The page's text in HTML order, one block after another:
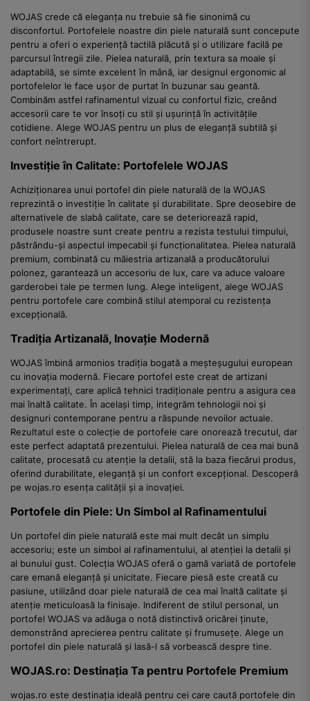
WOJAS crede că eleganța nu trebuie să fie sinonimă cu
disconfortul. Portofelele noastre din piele naturală sunt concepute
pentru a oferi o experiență tactilă plăcută și o utilizare facilă pe
parcursul întregii zile. Pielea naturală, prin textura sa moale și
adaptabilă, se simte excelent în mână, iar designul ergonomic al
portofelelor le face ușor de purtat în buzunar sau geantă.
Combinăm astfel rafinamentul vizual cu confortul fizic, creând
accesorii care te vor însoți cu stil și ușurință în activitățile
cotidiene. Alege WOJAS pentru un plus de eleganță subtilă și
confort neîntrerupt.
Investiție în Calitate: Portofelele WOJAS
Achiziționarea unui portofel din piele naturală de la WOJAS
reprezintă o investiție în calitate și durabilitate. Spre deosebire de
alternativele de slabă calitate, care se deteriorează rapid,
produsele noastre sunt create pentru a rezista testului timpului,
păstrându-și aspectul impecabil și funcționalitatea. Pielea naturală
premium, combinată cu măiestria artizanală a producătorului
polonez, garantează un accesoriu de lux, care va aduce valoare
garderobei tale pe termen lung. Alege inteligent, alege WOJAS
pentru portofele care combină stilul atemporal cu rezistența
excepțională.
Tradiția Artizanală, Inovație Modernă
WOJAS îmbină armonios tradiția bogată a meșteșugului european
cu inovația modernă. Fiecare portofel este creat de artizani
experimentați, care aplică tehnici tradiționale pentru a asigura cea
mai înaltă calitate. În același timp, integrăm tehnologii noi și
designuri contemporane pentru a răspunde nevoilor actuale.
Rezultatul este o colecție de portofele care onorează trecutul, dar
este perfect adaptată prezentului. Pielea naturală de cea mai bună
calitate, procesată cu atenție la detalii, stă la baza fiecărui produs,
oferind durabilitate, eleganță și un confort excepțional. Descoperă
pe wojas.ro esența calității și a inovației.
Portofele din Piele: Un Simbol al Rafinamentului
Un portofel din piele naturală este mai mult decât un simplu
accesoriu; este un simbol al rafinamentului, al atenției la detalii și
al bunului gust. Colecția WOJAS oferă o gamă variată de portofele
care emană eleganță și unicitate. Fiecare piesă este creată cu
pasiune, utilizând doar piele naturală de cea mai înaltă calitate și
atenție meticuloasă la finisaje. Indiferent de stilul personal, un
portofel WOJAS va adăuga o notă distinctivă oricărei ținute,
demonstrând aprecierea pentru calitate și frumusețe. Alege un
portofel din piele naturală și lasă-l să vorbească despre tine.
WOJAS.ro: Destinația Ta pentru Portofele Premium
wojas.ro este destinația ideală pentru cei care caută portofele din